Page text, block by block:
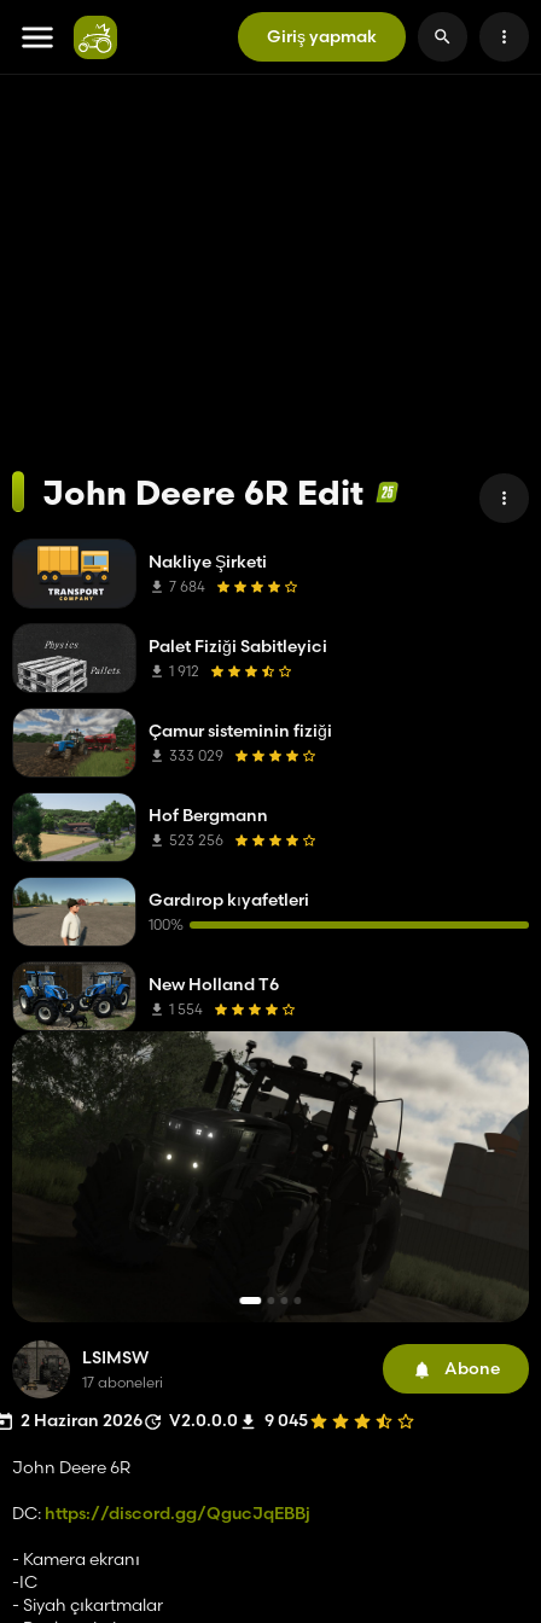
Giriş yapmak
John Deere 6R Edit
LSIMSW
17 aboneleri
Abone
2 Haziran 2026 V2.0.0.0 9 045
John Deere 6R
DC: https://discord.gg/QgucJqEBBj
- Kamera ekranı
-IC
- Siyah çıkartmalar
Nakliye Şirketi
7 684
Palet Fiziği Sabitleyici
1 912
Çamur sisteminin fiziği
333 029
Hof Bergmann
523 256
Gardırop kıyafetleri
100%
New Holland T6
1 554